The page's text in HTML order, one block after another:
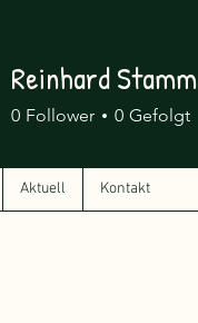
Reinhard Stamm
0 Follower 0 Gefolgt
Aktuell Kontakt